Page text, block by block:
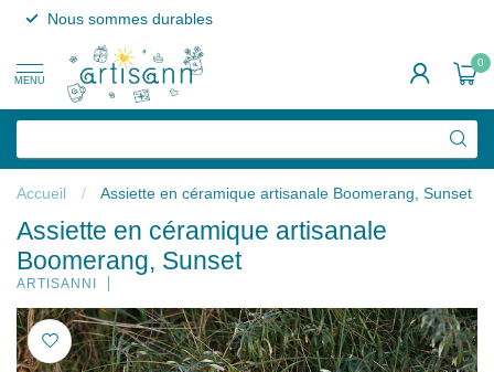
Nous sommes durables
MENU
0
Accueil / Assiette en céramique artisanale Boomerang, Sunset
Assiette en céramique artisanale
Boomerang, Sunset
ARTISANNI